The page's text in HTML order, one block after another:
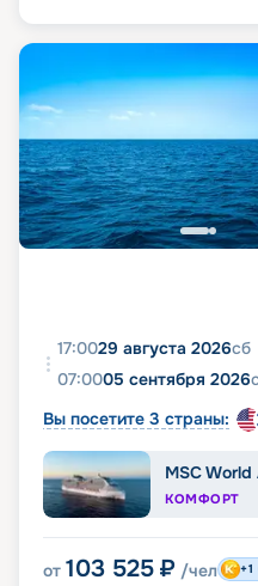
17:0029 августа 2026сб
07:0005 сентября 2026
Вы посетите 3 страны:
MSC World
КОМФОРТ
от 103 525 ₽ /чел